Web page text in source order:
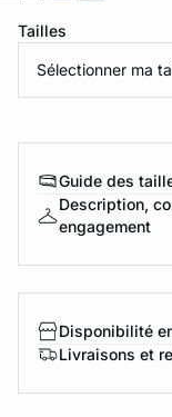
Tailles
Sélectionner ma
Guide des
Description,
engagement
Disponibilité
Livraisons et